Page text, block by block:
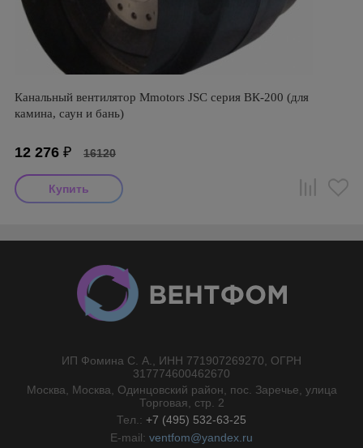
Канальный вентилятор Mmotors JSC серия ВК-200 (для
камина, саун и бань)
12 276 ₽ 16120
ИП Фомина С. А., ИНН 771907269270, ОГРН
317774600462670
Москва, Москва, Одинцовский район, пос. Заречье, улица
Торговая, стр. 2
Тел.: +7 (495) 532-63-25
E-mail: ventfom@yandex.ru